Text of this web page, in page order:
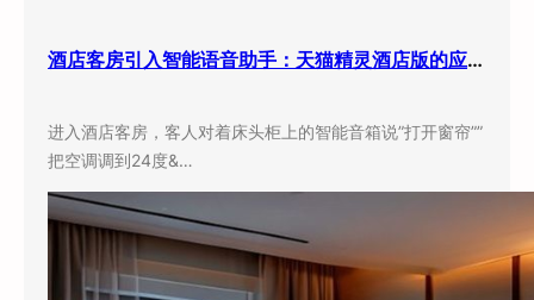
酒店客房引入智能语音助手：天猫精灵酒店版的应用现状与实际效果
进入酒店客房，客人对着床头柜上的智能音箱说”打开窗帘””
把空调调到24度&…